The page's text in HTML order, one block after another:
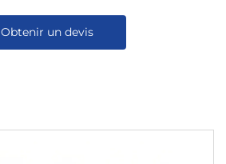
Obtenir un devis